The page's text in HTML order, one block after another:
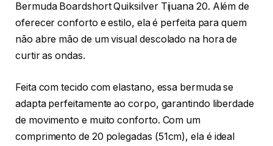
Bermuda Boardshort Quiksilver Tijuana 20. Além de
oferecer conforto e estilo, ela é perfeita para quem
não abre mão de um visual descolado na hora de
curtir as ondas.
Feita com tecido com elastano, essa bermuda se
adapta perfeitamente ao corpo, garantindo liberdade
de movimento e muito conforto. Com um
comprimento de 20 polegadas (51cm), ela é ideal